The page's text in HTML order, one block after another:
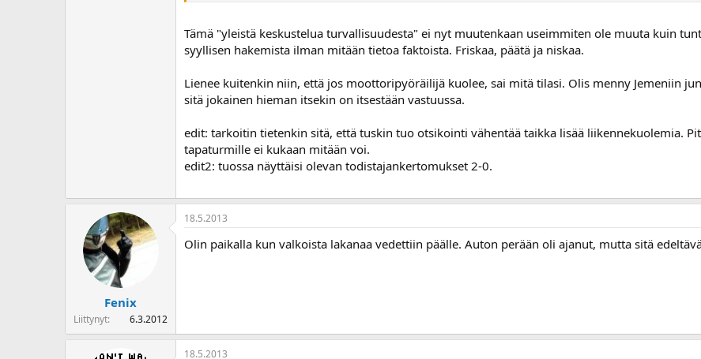
Tämä "yleistä keskustelua turvallisuudesta" ei nyt muutenkaan useimmiten ole muuta kuin
syyllisen hakemista ilman mitään tietoa faktoista. Friskaa, päätä ja niskaa.
Lienee kuitenkin niin, että jos moottoripyöräilijä kuolee, sai mitä tilasi. Olis menny Jemeniin
sitä jokainen hieman itsekin on itsestään vastuussa.
edit: tarkoitin tietenkin sitä, että tuskin tuo otsikointi vähentää taikka lisää liikennekuolemia.
tapaturmille ei kukaan mitään voi.
edit2: tuossa näyttäisi olevan todistajankertomukset 2-0.
Fenix
Liittynyt 6.3.2012
18.5.2013
Olin paikalla kun valkoista lakanaa vedettiin päälle. Auton perään oli ajanut, mutta sitä
18.5.2013